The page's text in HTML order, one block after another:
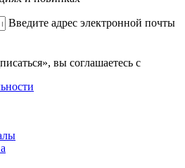
Введите адрес электронной почты
вы соглашаетесь с